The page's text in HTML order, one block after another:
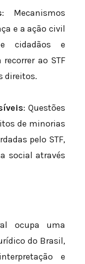
: Mecanismos
e a ação civil
cidadãos e
ao STF
direitos.
: Questões
de minorias
pelo STF,
social através
ocupa uma
do Brasil,
e